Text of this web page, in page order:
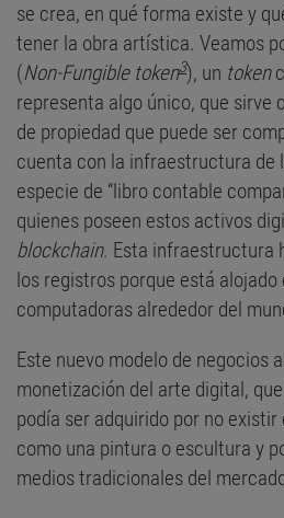
se crea, en qué forma existe y
tener la obra artística. Veamos
(Non-Fungible token3), un token
representa algo único, que
de propiedad que puede ser
cuenta con la infraestructura de
especie de “libro contable
quienes poseen estos activos
blockchain. Esta infraestructura
los registros porque está alojado
computadoras alrededor del
Este nuevo modelo de negocios
monetización del arte digital,
podía ser adquirido por no
como una pintura o escultura y
medios tradicionales del